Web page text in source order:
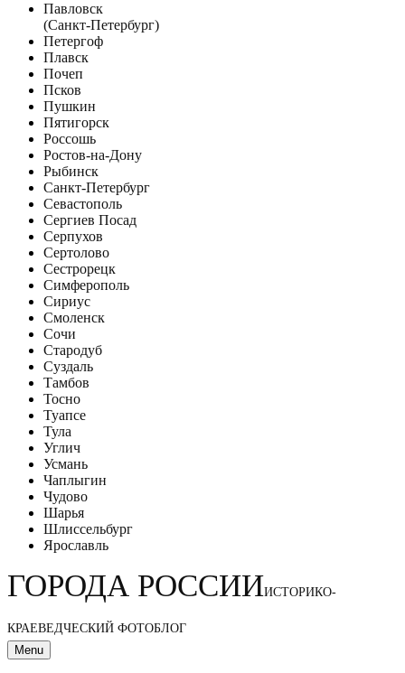
Павловск
(Санкт-Петербург)
Петергоф
Плавск
Почеп
Псков
Пушкин
Пятигорск
Россошь
Ростов-на-Дону
Рыбинск
Санкт-Петербург
Севастополь
Сергиев Посад
Серпухов
Сертолово
Сестрорецк
Симферополь
Сириус
Смоленск
Сочи
Стародуб
Суздаль
Тамбов
Тосно
Туапсе
Тула
Углич
Усмань
Чаплыгин
Чудово
Шарья
Шлиссельбург
Ярославль
ГОРОДА РОССИИИСТОРИКО-
КРАЕВЕДЧЕСКИЙ ФОТОБЛОГ
Menu